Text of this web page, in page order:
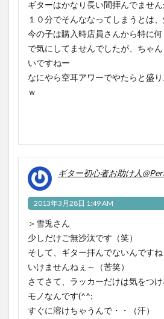
ギターはかなり長い間拝んでませ
１０分でそんななってしまうとは
今の子は購入時店員さんから特に
で気にしてませんでしたが、ちゃ
いですねー
なにやら空耳アワーでやたらと盛
ｗ
ギター初心者お助け人
2013年3月28日 1:49 AM
＞雪兎さん
少しだけご無沙汰です（笑）
そして、ギター拝んでないんです
いけませんねぇ～（苦笑）
さてさて、ラッカーだけは気をつ
モノなんです(^^;
すぐに溶けちゃうんで・・（汗）